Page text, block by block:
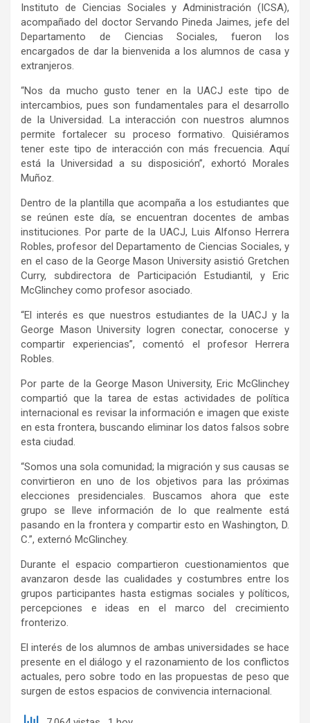
Instituto de Ciencias Sociales y Administración (ICSA),
acompañado del doctor Servando Pineda Jaimes, jefe del
Departamento de Ciencias Sociales, fueron los
encargados de dar la bienvenida a los alumnos de casa y
extranjeros.
“Nos da mucho gusto tener en la UACJ este tipo de
intercambios, pues son fundamentales para el desarrollo
de la Universidad. La interacción con nuestros alumnos
permite fortalecer su proceso formativo. Quisiéramos
tener este tipo de interacción con más frecuencia. Aquí
está la Universidad a su disposición”, exhortó Morales
Muñoz.
Dentro de la plantilla que acompaña a los estudiantes que
se reúnen este día, se encuentran docentes de ambas
instituciones. Por parte de la UACJ, Luis Alfonso Herrera
Robles, profesor del Departamento de Ciencias Sociales, y
en el caso de la George Mason University asistió Gretchen
Curry, subdirectora de Participación Estudiantil, y Eric
McGlinchey como profesor asociado.
“El interés es que nuestros estudiantes de la UACJ y la
George Mason University logren conectar, conocerse y
compartir experiencias”, comentó el profesor Herrera
Robles.
Por parte de la George Mason University, Eric McGlinchey
compartió que la tarea de estas actividades de política
internacional es revisar la información e imagen que existe
en esta frontera, buscando eliminar los datos falsos sobre
esta ciudad.
“Somos una sola comunidad; la migración y sus causas se
convirtieron en uno de los objetivos para las próximas
elecciones presidenciales. Buscamos ahora que este
grupo se lleve información de lo que realmente está
pasando en la frontera y compartir esto en Washington, D.
C.”, externó McGlinchey.
Durante el espacio compartieron cuestionamientos que
avanzaron desde las cualidades y costumbres entre los
grupos participantes hasta estigmas sociales y políticos,
percepciones e ideas en el marco del crecimiento
fronterizo.
El interés de los alumnos de ambas universidades se hace
presente en el diálogo y el razonamiento de los conflictos
actuales, pero sobre todo en las propuestas de peso que
surgen de estos espacios de convivencia internacional.